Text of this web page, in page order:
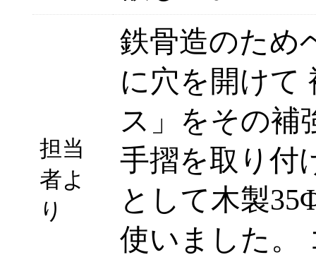
担当
者よ
り
鉄骨造のため
に穴を開けて
ス」をその補
手摺を取り付
として木製
使いました。